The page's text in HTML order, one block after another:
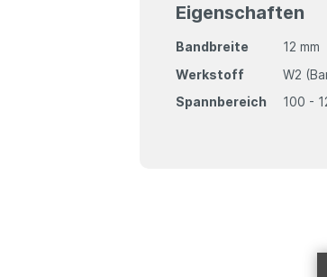
Eigenschaften
Bandbreite
12 mm
Werkstoff
W2
Spannbereich
100 -